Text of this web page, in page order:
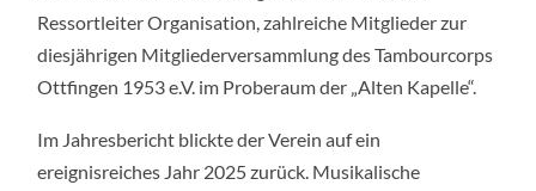
Ressortleiter Organisation, zahlreiche Mitglieder zur
diesjährigen Mitgliederversammlung des Tambourcorps
Ottfingen 1953 e.V. im Proberaum der „Alten Kapelle“.
Im Jahresbericht blickte der Verein auf ein
ereignisreiches Jahr 2025 zurück. Musikalische